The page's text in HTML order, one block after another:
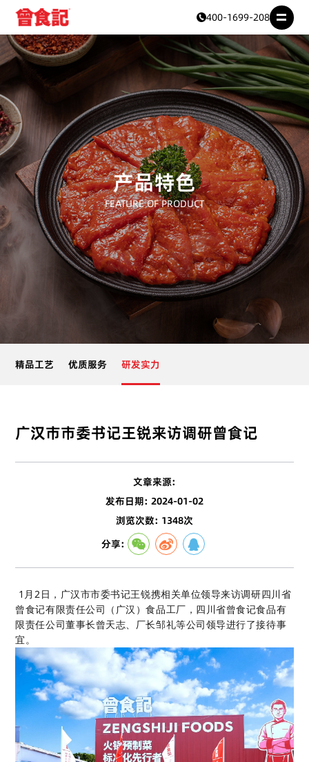
400-1699-208
产品特色
FEATURE OF PRODUCT
精品工艺 优质服务 研发实力
广汉市市委书记王锐来访调研曾食记
文章来源:
发布日期: 2024-01-02
浏览次数: 1348次
分享:
1月2日，广汉市市委书记王锐携相关单位领导来访调研四川省
曾食记有限责任公司（广汉）食品工厂，四川省曾食记食品有
限责任公司董事长曾天志、厂长邹礼等公司领导进行了接待事
宜。